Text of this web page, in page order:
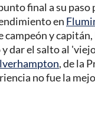
final a su
en
campeón y
dar el salto al
, de la
no fue la